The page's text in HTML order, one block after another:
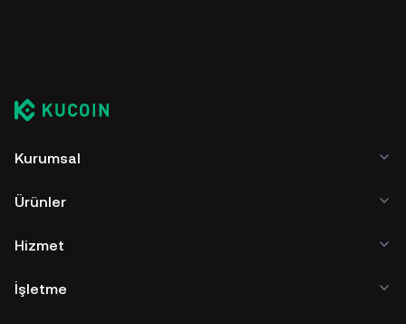
Kurumsal
Ürünler
Hizmet
İşletme